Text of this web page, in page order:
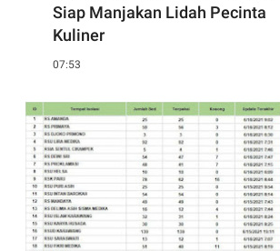
Siap Manjakan Lidah Pecinta
Kuliner
07:53